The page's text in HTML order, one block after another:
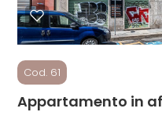
Cod. 61
Appartamento in
CONTATTI
Comune